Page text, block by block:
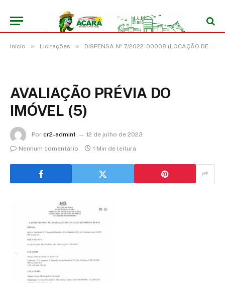
Início » Licitações » DISPENSA Nº 7/2022-00008 (LOCAÇÃO DE IMÓVEL PARA FINS NÃO RESIDENCIAIS, DESTINADO AO FUNCIONAMENTO DA ESCOLA BENEDITO ALVES BANDEIRA I, LOCALIZADA NA TRAVESSA SEGUNDA BENEDITO ALVES BANDEIRA, 22, VILA COLATINA – ZONA RURAL DO MUNICÍPIO DE ACARÁ/PA)
AVALIAÇÃO PRÉVIA DO
IMÓVEL (5)
Por cr2-admin1
12 de julho de 2023
Nenhum comentário
1 Min de leitura